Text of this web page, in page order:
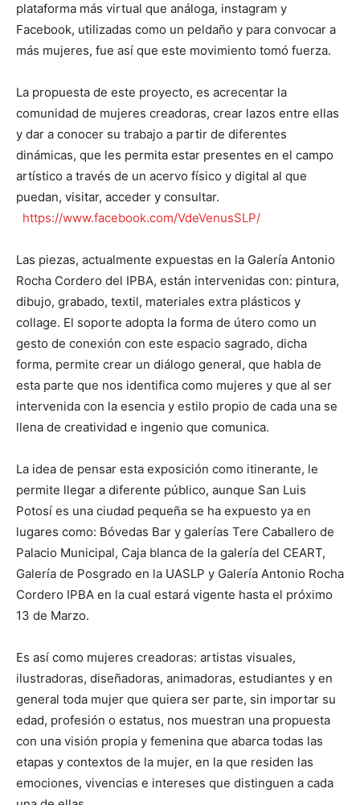
plataforma más virtual que análoga, instagram y
Facebook, utilizadas como un peldaño y para convocar a
más mujeres, fue así que este movimiento tomó fuerza.
La propuesta de este proyecto, es acrecentar la
comunidad de mujeres creadoras, crear lazos entre ellas
y dar a conocer su trabajo a partir de diferentes
dinámicas, que les permita estar presentes en el campo
artístico a través de un acervo físico y digital al que
puedan, visitar, acceder y consultar.
https://www.facebook.com/VdeVenusSLP/
Las piezas, actualmente expuestas en la Galería Antonio
Rocha Cordero del IPBA, están intervenidas con: pintura,
dibujo, grabado, textil, materiales extra plásticos y
collage. El soporte adopta la forma de útero como un
gesto de conexión con este espacio sagrado, dicha
forma, permite crear un diálogo general, que habla de
esta parte que nos identifica como mujeres y que al ser
intervenida con la esencia y estilo propio de cada una se
llena de creatividad e ingenio que comunica.
La idea de pensar esta exposición como itinerante, le
permite llegar a diferente público, aunque San Luis
Potosí es una ciudad pequeña se ha expuesto ya en
lugares como: Bóvedas Bar y galerías Tere Caballero de
Palacio Municipal, Caja blanca de la galería del CEART,
Galería de Posgrado en la UASLP y Galería Antonio Rocha
Cordero IPBA en la cual estará vigente hasta el próximo
13 de Marzo.
Es así como mujeres creadoras: artistas visuales,
ilustradoras, diseñadoras, animadoras, estudiantes y en
general toda mujer que quiera ser parte, sin importar su
edad, profesión o estatus, nos muestran una propuesta
con una visión propia y femenina que abarca todas las
etapas y contextos de la mujer, en la que residen las
emociones, vivencias e intereses que distinguen a cada